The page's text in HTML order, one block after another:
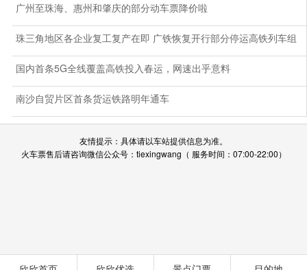
广州至珠海、惠州和肇庆的部分动车票降价啦
珠三角地区各企业复工复产在即 广铁恢复开行部分停运高铁列车组
国内首条5G全线覆盖高铁投入春运，网速出乎意料
南沙自贸片区首条货运铁路明年通车
友情提示：具体请以车站提供信息为准。
火车票售后请咨询微信公众号：tiexingwang（ 服务时间：07:00-22:00）